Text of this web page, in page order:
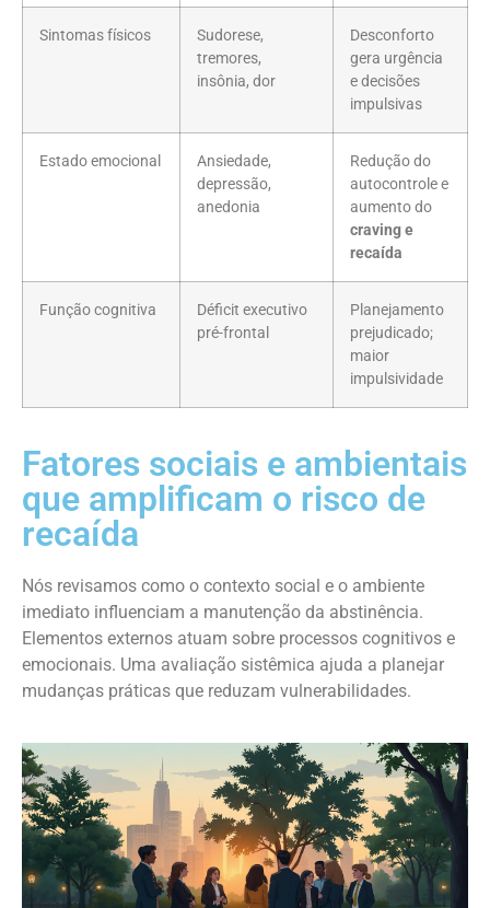
Sintomas físicos
Sudorese,
tremores,
insônia, dor
Desconforto
gera urgência
e decisões
impulsivas
Estado emocional
Ansiedade,
depressão,
anedonia
Redução do
autocontrole e
aumento do
craving e
recaída
Função cognitiva
Déficit executivo
pré-frontal
Planejamento
prejudicado;
maior
impulsividade
Fatores sociais e ambientais
que amplificam o risco de
recaída
Nós revisamos como o contexto social e o ambiente
imediato influenciam a manutenção da abstinência.
Elementos externos atuam sobre processos cognitivos e
emocionais. Uma avaliação sistêmica ajuda a planejar
mudanças práticas que reduzam vulnerabilidades.